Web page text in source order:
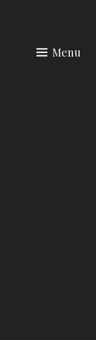
Menu